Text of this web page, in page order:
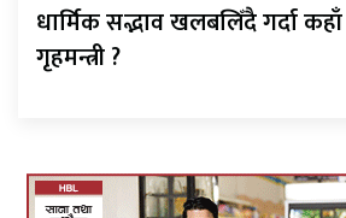
धार्मिक सद्भाव खलबलिँदै गर्दा कहाँ
गृहमन्त्री ?